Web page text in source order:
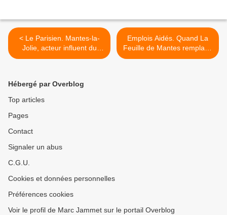
< Le Parisien. Mantes-la-
Jolie, acteur influent du
logement social
Emplois Aidés. Quand La
Feuille de Mantes remplace
un tract de "Les
Hébergé par Overblog
Top articles
Pages
Contact
Signaler un abus
C.G.U.
Cookies et données personnelles
Préférences cookies
Voir le profil de Marc Jammet sur le portail Overblog